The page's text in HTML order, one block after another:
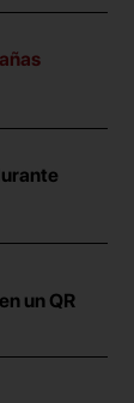
un QR